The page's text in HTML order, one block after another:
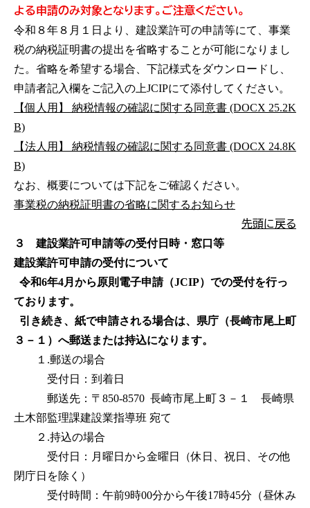
よる申請のみ対象となります。ご注意ください。
令和８年８月１日より、建設業許可の申請等にて、事業
税の納税証明書の提出を省略することが可能になりまし
た。省略を希望する場合、下記様式をダウンロードし、
申請者記入欄をご記入の上JCIPにて添付してください。
【個人用】 納税情報の確認に関する同意書 (DOCX 25.2K
B)
【法人用】 納税情報の確認に関する同意書 (DOCX 24.8K
B)
なお、概要については下記をご確認ください。
事業税の納税証明書の省略に関するお知らせ
先頭に戻る
３ 建設業許可申請等の受付日時・窓口等
建設業許可申請の受付について
令和6年4月から原則電子申請（JCIP）での受付を行っ
ております。
引き続き、紙で申請される場合は、県庁（長崎市尾上町
３－１）へ郵送または持込になります。
１.郵送の場合
受付日：到着日
郵送先：〒850-8570 長崎市尾上町３－１ 長崎県
土木部監理課建設業指導班 宛て
２.持込の場合
受付日：月曜日から金曜日（休日、祝日、その他
閉庁日を除く）
受付時間：午前9時00分から午後17時45分（昼休み